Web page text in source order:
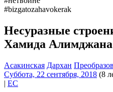
#bizgatozahavokerak
Несуразные
Хамида Алимджана
Асакинская Дархан
Суббота, 22 сентября, 2018 (8
| EC